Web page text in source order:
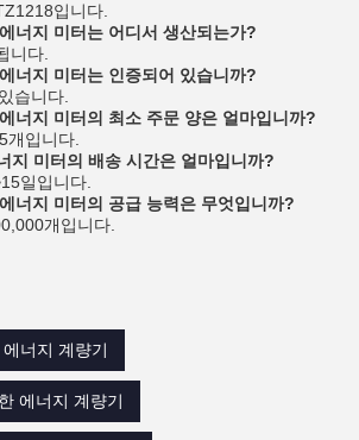
입니다.
너지 미터는 어디서 생산되는가?
니다.
너지 미터는 인증되어 있습니까?
습니다.
너지 미터의 최소 주문 양은 얼마입니까?
개입니다.
지 미터의 배송 시간은 얼마입니까?
일입니다.
너지 미터의 공급 능력은 무엇입니까?
개입니다.
너지 계량기
에너지 계량기